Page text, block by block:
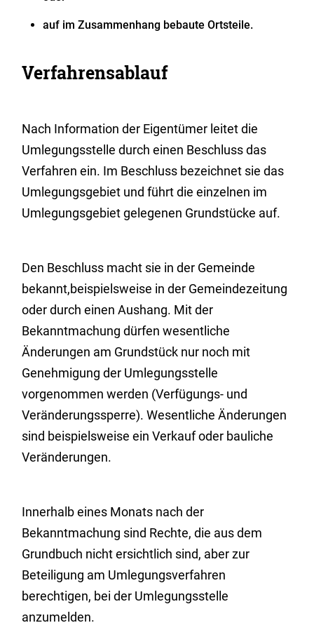
auf im Zusammenhang bebaute Ortsteile.
Verfahrensablauf
Nach Information der Eigentümer leitet die
Umlegungsstelle durch einen Beschluss das
Verfahren ein. Im Beschluss bezeichnet sie das
Umlegungsgebiet und führt die einzelnen im
Umlegungsgebiet gelegenen Grundstücke auf.
Den Beschluss macht sie in der Gemeinde
bekannt,beispielsweise in der Gemeindezeitung
oder durch einen Aushang. Mit der
Bekanntmachung dürfen wesentliche
Änderungen am Grundstück nur noch mit
Genehmigung der Umlegungsstelle
vorgenommen werden (Verfügungs- und
Veränderungssperre). Wesentliche Änderungen
sind beispielsweise ein Verkauf oder bauliche
Veränderungen.
Innerhalb eines Monats nach der
Bekanntmachung sind Rechte, die aus dem
Grundbuch nicht ersichtlich sind, aber zur
Beteiligung am Umlegungsverfahren
berechtigen, bei der Umlegungsstelle
anzumelden.